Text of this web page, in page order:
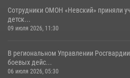
Сотрудники ОМОН «Невский» приняли
детск...
09 июля 2026, 11:30
В региональном Управлении
боевых дейс...
06 июля 2026, 05:30